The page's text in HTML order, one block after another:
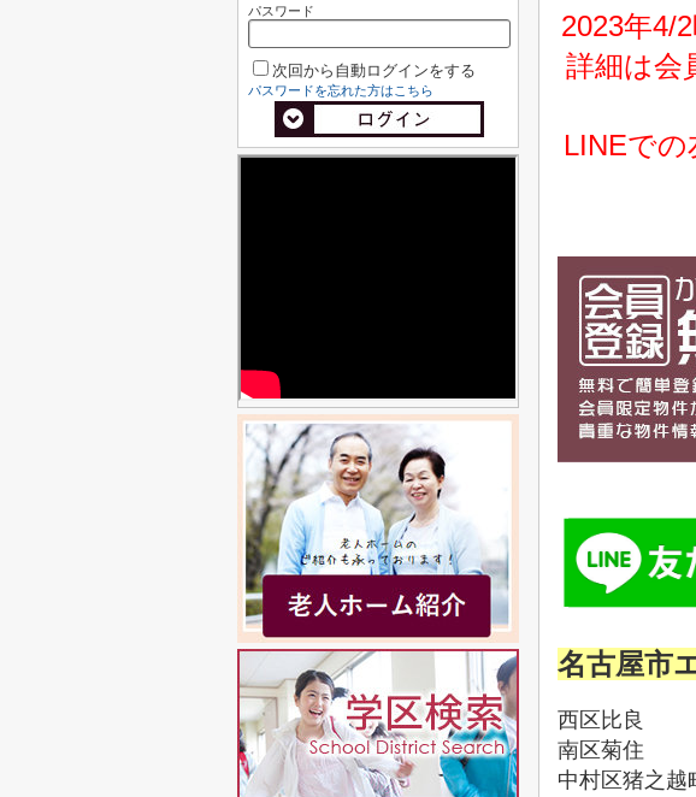
2023年4/
詳細は会
LINEで
名古屋市
西区比良
南区菊住
中村区猪之越
パスワード
次回から自動ログインをする
パスワードを忘れた方はこちら